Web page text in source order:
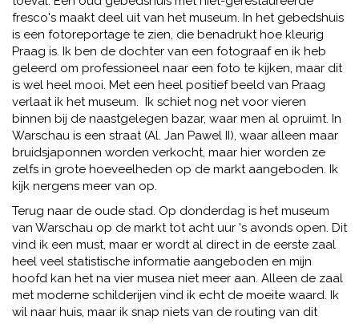
fresco's maakt deel uit van het museum. In het gebedshuis
is een fotoreportage te zien, die benadrukt hoe kleurig
Praag is. Ik ben de dochter van een fotograaf en ik heb
geleerd om professioneel naar een foto te kijken, maar dit
is wel heel mooi. Met een heel positief beeld van Praag
verlaat ik het museum. Ik schiet nog net voor vieren
binnen bij de naastgelegen bazar, waar men al opruimt. In
Warschau is een straat (Al. Jan Pawel II), waar alleen maar
bruidsjaponnen worden verkocht, maar hier worden ze
zelfs in grote hoeveelheden op de markt aangeboden. Ik
kijk nergens meer van op.
Terug naar de oude stad. Op donderdag is het museum
van Warschau op de markt tot acht uur 's avonds open. Dit
vind ik een must, maar er wordt al direct in de eerste zaal
heel veel statistische informatie aangeboden en mijn
hoofd kan het na vier musea niet meer aan. Alleen de zaal
met moderne schilderijen vind ik echt de moeite waard. Ik
wil naar huis, maar ik snap niets van de routing van dit